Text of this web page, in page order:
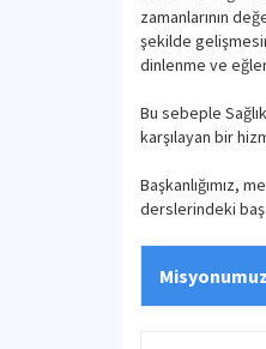
zamanlarının
şekilde
dinlenme ve
Bu sebeple
karşılayan bir
Başkanlığımız,
derslerindeki
Misyonumuz